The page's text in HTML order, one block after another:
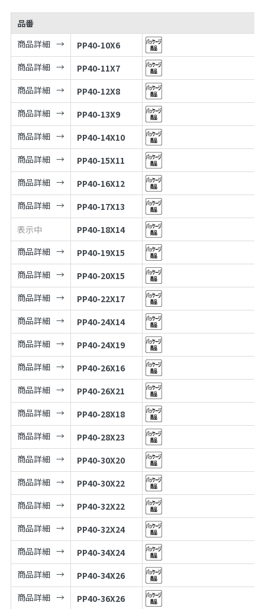
品番
商品詳細
PP40-10X6
商品詳細
PP40-11X7
商品詳細
PP40-12X8
商品詳細
PP40-13X9
商品詳細
PP40-14X10
商品詳細
PP40-15X11
商品詳細
PP40-16X12
商品詳細
PP40-17X13
表示中
PP40-18X14
商品詳細
PP40-19X15
商品詳細
PP40-20X15
商品詳細
PP40-22X17
商品詳細
PP40-24X14
商品詳細
PP40-24X19
商品詳細
PP40-26X16
商品詳細
PP40-26X21
商品詳細
PP40-28X18
商品詳細
PP40-28X23
商品詳細
PP40-30X20
商品詳細
PP40-30X22
商品詳細
PP40-32X22
商品詳細
PP40-32X24
商品詳細
PP40-34X24
商品詳細
PP40-34X26
商品詳細
PP40-36X26